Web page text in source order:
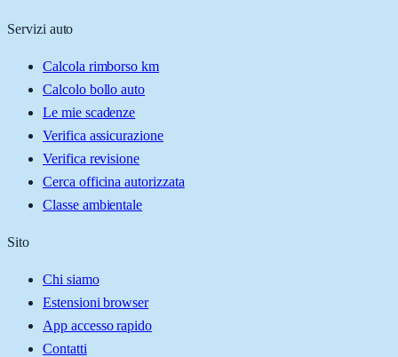
Servizi auto
Calcola rimborso km
Calcolo bollo auto
Le mie scadenze
Verifica assicurazione
Verifica revisione
Cerca officina autorizzata
Classe ambientale
Sito
Chi siamo
Estensioni browser
App accesso rapido
Contatti